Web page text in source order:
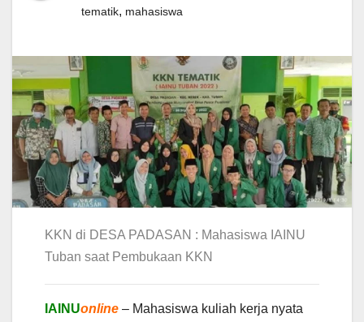
tematik, mahasiswa
KKN di DESA PADASAN : Mahasiswa IAINU
Tuban saat Pembukaan KKN
IAINUonline – Mahasiswa kuliah kerja nyata